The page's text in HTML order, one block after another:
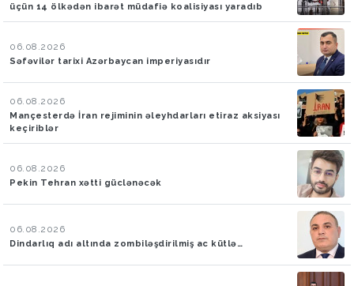
üçün 14 ölkədən ibarət müdafiə koalisiyası yaradıb
06.08.2026
Səfəvilər tarixi Azərbaycan imperiyasıdır
06.08.2026
Mançesterdə İran rejiminin əleyhdarları etiraz aksiyası
keçiriblər
06.08.2026
Pekin Tehran xətti güclənəcək
06.08.2026
Dindarlıq adı altında zombiləşdirilmiş ac kütlə…